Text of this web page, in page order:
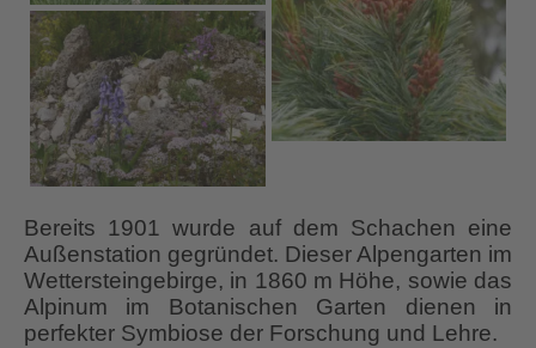
Bereits 1901 wurde auf dem Schachen eine
Außenstation gegründet. Dieser Alpengarten im
Wettersteingebirge, in 1860 m Höhe, sowie das
Alpinum im Botanischen Garten dienen in
perfekter Symbiose der Forschung und Lehre.